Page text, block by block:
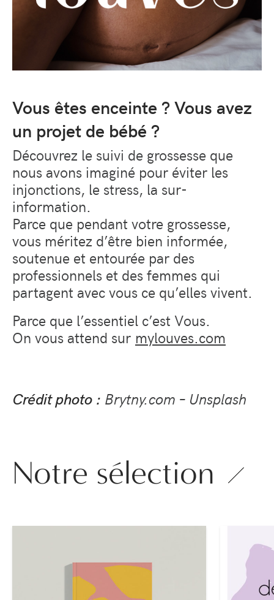
Vous êtes enceinte ? Vous avez
un projet de bébé ?
Découvrez le suivi de grossesse que
nous avons imaginé pour éviter les
injonctions, le stress, la sur-
information.
Parce que pendant votre grossesse,
vous méritez d’être bien informée,
soutenue et entourée par des
professionnels et des femmes qui
partagent avec vous ce qu’elles vivent.
Parce que l’essentiel c’est Vous.
On vous attend sur mylouves.com
Crédit photo : Brytny.com – Unsplash
Notre sélection